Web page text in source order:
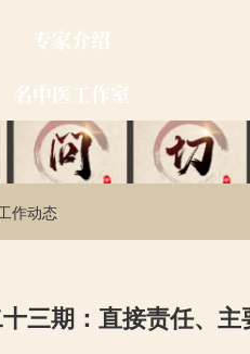
专家介绍
名中医工作室
作动态
十三期：直接责任、